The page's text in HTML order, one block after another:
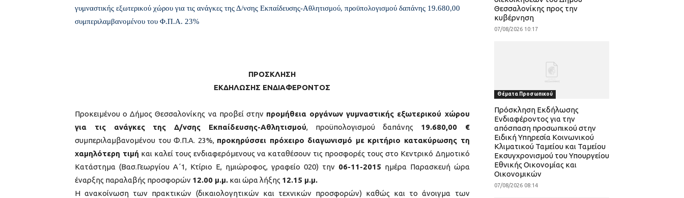
γυμναστικής εξωτερικού χώρου για τις ανάγκες της Δ/νσης Εκπαίδευσης-Αθλητισμού, προϋπολογισμού δαπάνης 19.680,00
συμπεριλαμβανομένου του Φ.Π.Α. 23%
ΠΡΟΣΚΛΗΣΗ
ΕΚΔΗΛΩΣΗΣ ΕΝΔΙΑΦΕΡΟΝΤΟΣ
Προκειμένου ο Δήμος Θεσσαλονίκης να προβεί στην προμήθεια οργάνων γυμναστικής εξωτερικού χώρου
για τις ανάγκες της Δ/νσης Εκπαίδευσης-Αθλητισμού, προϋπολογισμού δαπάνης 19.680,00 €
συμπεριλαμβανομένου του Φ.Π.Α. 23%, προκηρύσσει πρόχειρο διαγωνισμό με κριτήριο κατακύρωσης τη
χαμηλότερη τιμή και καλεί τους ενδιαφερόμενους να καταθέσουν τις προσφορές τους στο Κεντρικό Δημοτικό
Κατάστημα (Βασ.Γεωργίου Α΄1, Κτίριο Ε, ημιώροφος, γραφείο 020) την 06-11-2015 ημέρα Παρασκευή ώρα
έναρξης παραλαβής προσφορών 12.00 μ.μ. και ώρα λήξης 12.15 μ.μ.
Η ανακοίνωση των πρακτικών (δικαιολογητικών και τεχνικών προσφορών) καθώς και το άνοιγμα των
Θεσσαλονίκης προς την
κυβέρνηση
07/08/2026 10:17
Θέματα Προσωπικού
Πρόσκληση Εκδήλωσης
Ενδιαφέροντος για την
απόσπαση προσωπικού στην
Ειδική Υπηρεσία Κοινωνικού
Κλιματικού Ταμείου και Ταμείου
Εκσυγχρονισμού του Υπουργείου
Εθνικής Οικονομίας και
Οικονομικών
07/08/2026 08:14